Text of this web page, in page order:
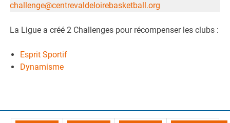
challenge@centrevaldeloirebasketball.org
La Ligue a créé 2 Challenges pour récompenser les clubs :
Esprit Sportif
Dynamisme